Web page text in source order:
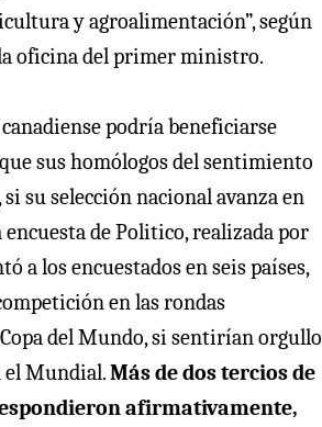
y agroalimentación”, según
oficina del primer ministro.
podría beneficiarse
sus homólogos del sentimiento
su selección nacional avanza en
de Politico, realizada por
a los encuestados en seis países,
en las rondas
del Mundo, si sentirían orgullo
el Mundial.Más de dos tercios de
afirmativamente,